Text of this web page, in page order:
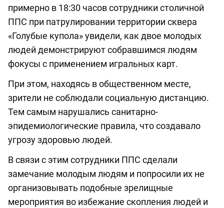
примерно в 18:30 часов сотрудники столичной
ППС при патрулировании территории сквера
«Голубые купола» увидели, как двое молодых
людей демонстрируют собравшимся людям
фокусы с применением игральных карт.
При этом, находясь в общественном месте,
зрители не соблюдали социальную дистанцию.
Тем самым нарушались санитарно-
эпидемиологические правила, что создавало
угрозу здоровью людей.
В связи с этим сотрудники ППС сделали
замечание молодым людям и попросили их не
организовывать подобные зрелищные
мероприятия во избежание скопления людей и